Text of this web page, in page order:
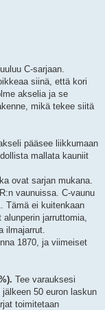
C-sarjaan.
siinä, että kori
akselia ja se
mikä tekee siitä
pääsee liikkumaan
mallata kauniit
ovat sarjan mukana.
vaunuissa. C-vaunu
Tämä ei kuitenkaan
jarruttomia,
ilmajarrut.
1870, ja viimeiset
Tee varauksesi
50 euron laskun
toimitetaan